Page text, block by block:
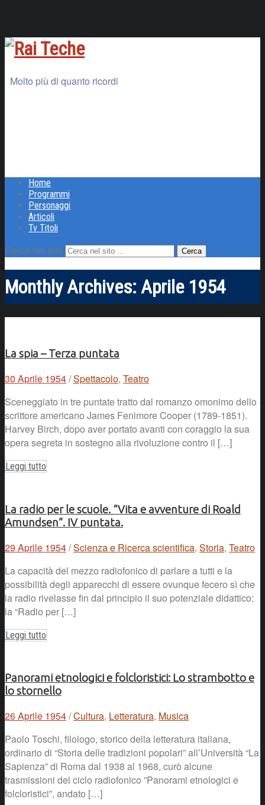
Molto più di quanto ricordi
Home
Programmi
Personaggi
Articoli
Tv Titoli
Cerca nel sito
Monthly Archives:Aprile 1954
La spia – Terza puntata
30 Aprile 1954/Spettacolo, Teatro
Sceneggiato in tre puntate tratto dal romanzo omonimo dello
scrittore americano James Fenimore Cooper (1789-1851).
Harvey Birch, dopo aver portato avanti con coraggio la sua
opera segreta in sostegno alla rivoluzione contro il […]
Leggi tutto
La radio per le scuole. “Vita e avventure di Roald
Amundsen”. IV puntata.
29 Aprile 1954/Scienza e Ricerca scientifica, Storia, Teatro
La capacità del mezzo radiofonico di parlare a tutti e la
possibilità degli apparecchi di essere ovunque fecero sì che
la radio rivelasse fin dal principio il suo potenziale didattico:
la “Radio per […]
Leggi tutto
Panorami etnologici e folcloristici: Lo strambotto e
lo stornello
26 Aprile 1954/Cultura, Letteratura, Musica
Paolo Toschi, filologo, storico della letteratura italiana,
ordinario di “Storia delle tradizioni popolari” all’Università “La
Sapienza” di Roma dal 1938 al 1968, curò alcune
trasmissioni del ciclo radiofonico ”Panorami etnologici e
folcloristici”, andato […]